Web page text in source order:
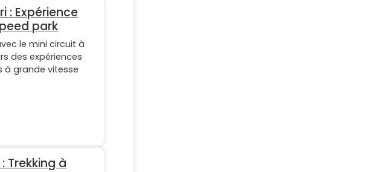
: Expérience
park
le mini circuit à
des expériences
à grande vitesse
Trekking à